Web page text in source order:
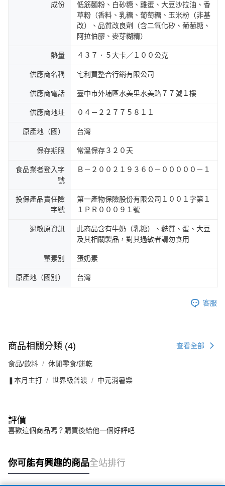
成份
低筋麵粉、白砂糖、雞蛋、大豆沙拉油、香
草粉（香料、乳糖、葡萄糖、玉米粉（非基
改）、品質改良劑（含二氧化矽、葡萄糖、
阿拉伯膠、麥芽糊精）
熱量 ４３７．５大卡／１００公克
供應商名稱 宅利買整合行銷有限公司
供應商電話 臺中市外埔區水美里水美路７７號１樓
供應商地址 ０４－２２７７５８１１
原產地（國） 台灣
保存期限 常溫保存３２０天
食品業者登入字
號
Ｂ－２００２１９３６０－０００００－１
投保產品責任險
字號
第一產物保險股份有限公司１００１字第１
１ＰＲ０００９１號
過敏原資訊
此商品含有牛奶（乳糖）、麩質、蛋、大豆
及其相關製品，對其過敏者請勿食用
葷素別 蛋奶素
原產地（國別） 台灣
客服
商品相關分類 (4) 查看全部
食品/飲料 休閒零食/餅乾
❚本月主打 世界級普渡 中元消暑樂
評價
喜歡這個商品嗎？購買後給他一個好評吧
你可能有興趣的商品全站排行